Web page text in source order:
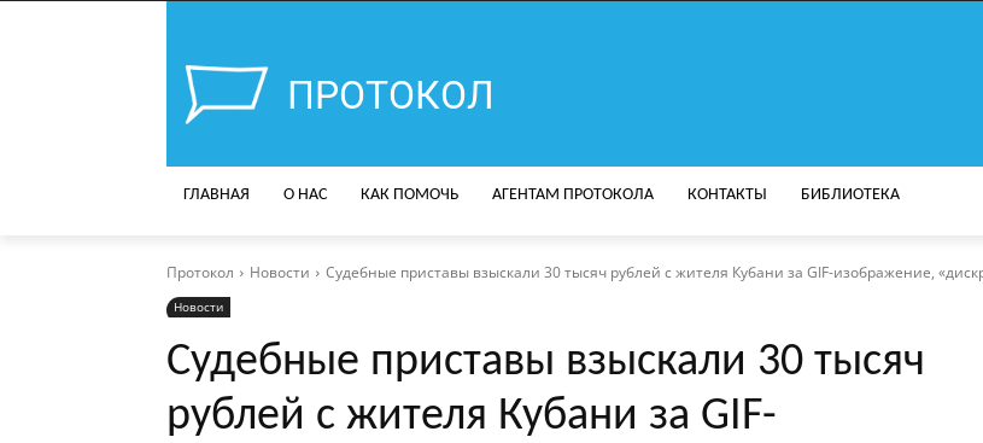
ПРОТОКОЛ
ГЛАВНАЯ О НАС КАК ПОМОЧЬ АГЕНТАМ ПРОТОКОЛА КОНТАКТЫ БИБЛИОТЕКА
Протокол Новости Судебные приставы взыскали 30 тысяч рублей с жителя Кубани за GIF-изображение,
Новости
Судебные приставы взыскали 30 тысяч
рублей с жителя Кубани за GIF-